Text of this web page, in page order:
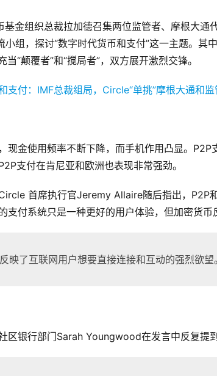
基金组织总裁拉加德召集两位监管者、摩根大
小组，探讨“数字时代货币和支付”这一主题。其
“颠覆者”和“搅局者”，双方展开激烈交锋。
现金使用频率不断下降，而手机作用凸显。
支付在肯尼亚和欧洲也表现非常强劲。
首席执行官Jeremy Allaire随后指出，P2P
支付系统只是一种更好的用户体验，但加密货币
映了互联网用户想要直接连接和互动的强烈欲望。
区银行部门Sarah Youngwood在发言中反复提